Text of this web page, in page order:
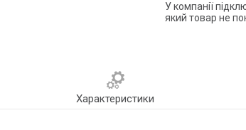
У компанії
який товар не
Характеристики